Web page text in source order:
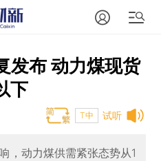
发布 动力煤现货
下
试听
T中
，动力煤供需紧张态势从1